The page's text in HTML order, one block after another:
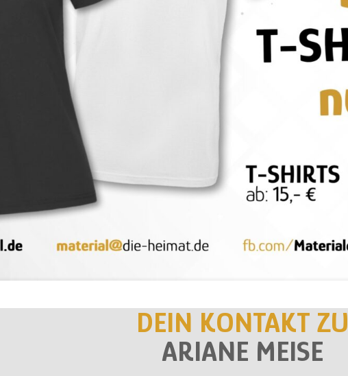
DEIN KONTAKT ZU
ARIANE MEISE